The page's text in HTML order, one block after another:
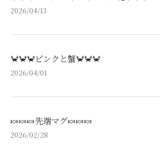
2026/04/13
🦀🦀🦀ピンクと蟹🦀🦀🦀
2026/04/01
🍬🍬🍬先端マグ🍬🍬🍬
2026/02/28